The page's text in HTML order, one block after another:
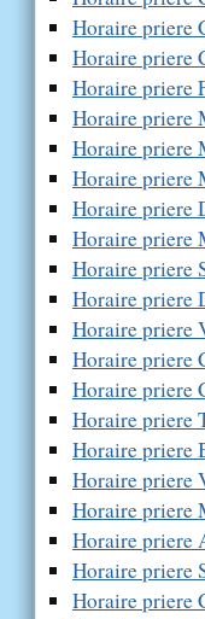
Horaire priere
Horaire priere
Horaire priere
Horaire priere
Horaire priere
Horaire priere
Horaire priere
Horaire priere
Horaire priere
Horaire priere
Horaire priere
Horaire priere
Horaire priere
Horaire priere
Horaire priere
Horaire priere
Horaire priere
Horaire priere
Horaire priere
Horaire priere